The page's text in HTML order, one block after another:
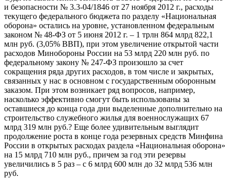
и безопасности № 3.3-04/1846 от 27 ноября 2012 г., расходы
текущего федерального бюджета по разделу «Национальная
оборона» остались на уровне, установленном федеральным
законом № 48-ФЗ от 5 июня 2012 г. – 1 трлн 864 млрд 822,1
млн руб. (3,05% ВВП), при этом увеличение открытой части
расходов Минобороны России на 53 млрд 220 млн руб. по
федеральному закону № 247-ФЗ произошло за счет
сокращения ряда других расходов, в том числе и закрытых,
связанных у нас в основном с государственным оборонным
заказом. При этом возникает ряд вопросов, например,
насколько эффективно смогут быть использованы за
оставшиеся до конца года дни выделенные дополнительно на
строительство служебного жилья для военнослужащих 67
млрд 319 млн руб.? Еще более удивительным выглядит
продолжение роста в конце года резервных средств Минфина
России в открытых расходах раздела «Национальная оборона»
на 15 млрд 710 млн руб., причем за год эти резервы
увеличились в 5 раз – с 6 млрд 600 млн до 32 млрд 536 млн
руб.